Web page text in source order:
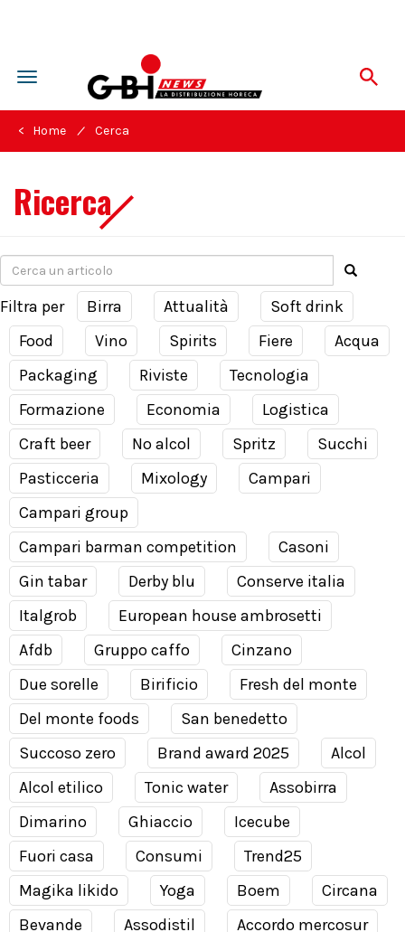
Toggle
navigation
< Home / Cerca
Ricerca
Filtra per Birra Attualità
Soft drink
Food
Vino Spirits Fiere
Acqua
Packaging
Riviste
Tecnologia
Formazione
Economia
Logistica
Craft beer
No alcol Spritz
Succhi
Pasticceria
Mixology
Campari
Campari group
Campari barman competition
Casoni
Gin tabar
Derby blu
Conserve italia
Italgrob
European house ambrosetti
Afdb
Gruppo caffo
Cinzano
Due sorelle
Birificio
Fresh del monte
Del monte foods
San benedetto
Succoso zero
Brand award 2025
Alcol
Alcol etilico
Tonic water
Assobirra
Dimarino
Ghiaccio
Icecube
Fuori casa
Consumi
Trend25
Magika likido
Yoga Boem
Circana
Bevande
Assodistil
Accordo mercosur